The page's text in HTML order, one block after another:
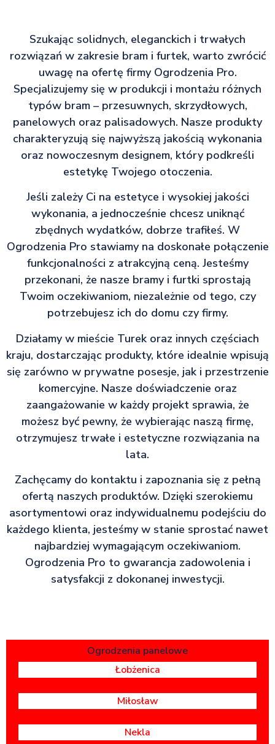
Szukając solidnych, eleganckich i trwałych
rozwiązań w zakresie bram i furtek, warto zwrócić
uwagę na ofertę firmy Ogrodzenia Pro.
Specjalizujemy się w produkcji i montażu różnych
typów bram – przesuwnych, skrzydłowych,
panelowych oraz palisadowych. Nasze produkty
charakteryzują się najwyższą jakością wykonania
oraz nowoczesnym designem, który podkreśli
estetykę Twojego otoczenia.
Jeśli zależy Ci na estetyce i wysokiej jakości
wykonania, a jednocześnie chcesz uniknąć
zbędnych wydatków, dobrze trafiłeś. W
Ogrodzenia Pro stawiamy na doskonałe połączenie
funkcjonalności z atrakcyjną ceną. Jesteśmy
przekonani, że nasze bramy i furtki sprostają
Twoim oczekiwaniom, niezależnie od tego, czy
potrzebujesz ich do domu czy firmy.
Działamy w mieście Turek oraz innych częściach
kraju, dostarczając produkty, które idealnie wpisują
się zarówno w prywatne posesje, jak i przestrzenie
komercyjne. Nasze doświadczenie oraz
zaangażowanie w każdy projekt sprawia, że
możesz być pewny, że wybierając naszą firmę,
otrzymujesz trwałe i estetyczne rozwiązania na
lata.
Zachęcamy do kontaktu i zapoznania się z pełną
ofertą naszych produktów. Dzięki szerokiemu
asortymentowi oraz indywidualnemu podejściu do
każdego klienta, jesteśmy w stanie sprostać nawet
najbardziej wymagającym oczekiwaniom.
Ogrodzenia Pro to gwarancja zadowolenia i
satysfakcji z dokonanej inwestycji.
Ogrodzenia panelowe
Łobżenica
Miłosław
Nekla